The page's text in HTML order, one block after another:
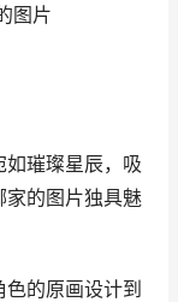
图片
璀璨星辰，吸
家的图片独具魅
的原画设计到